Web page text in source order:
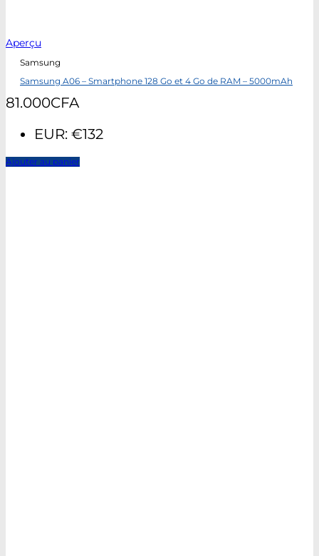
Aperçu
Samsung
Samsung A06 – Smartphone 128 Go et 4 Go de RAM – 5000mAh
81.000CFA
EUR: €132
Ajouter au panier